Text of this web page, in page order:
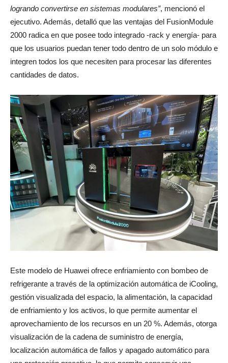
logrando convertirse en sistemas modulares”, mencionó el
ejecutivo. Además, detalló que las ventajas del FusionModule
2000 radica en que posee todo integrado -rack y energía- para
que los usuarios puedan tener todo dentro de un solo módulo e
integren todos los que necesiten para procesar las diferentes
cantidades de datos.
Este modelo de Huawei ofrece enfriamiento con bombeo de
refrigerante a través de la optimización automática de iCooling,
gestión visualizada del espacio, la alimentación, la capacidad
de enfriamiento y los activos, lo que permite aumentar el
aprovechamiento de los recursos en un 20 %. Además, otorga
visualización de la cadena de suministro de energía,
localización automática de fallos y apagado automático para